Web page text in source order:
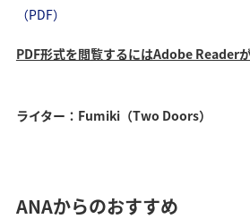
（PDF）
PDF形式を閲覧するにはAdobe Reader
ライター：Fumiki（Two Doors）
ANAからのおすすめ